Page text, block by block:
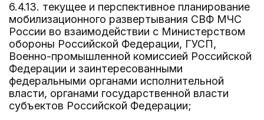
6.4.13. текущее и перспективное планирование
мобилизационного развертывания СВФ МЧС
России во взаимодействии с Министерством
обороны Российской Федерации, ГУСП,
Военно-промышленной комиссией Российской
Федерации и заинтересованными
федеральными органами исполнительной
власти, органами государственной власти
субъектов Российской Федерации;